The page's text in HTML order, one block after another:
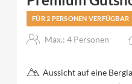
FÜR 2 PERSONEN VERFÜGBAR
Max.: 4 Personen
Aussicht auf eine